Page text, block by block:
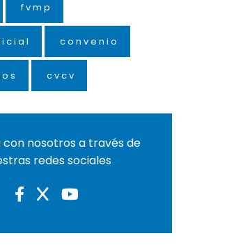
fvmp
convenio
cvcv
nosotros a través de
redes sociales